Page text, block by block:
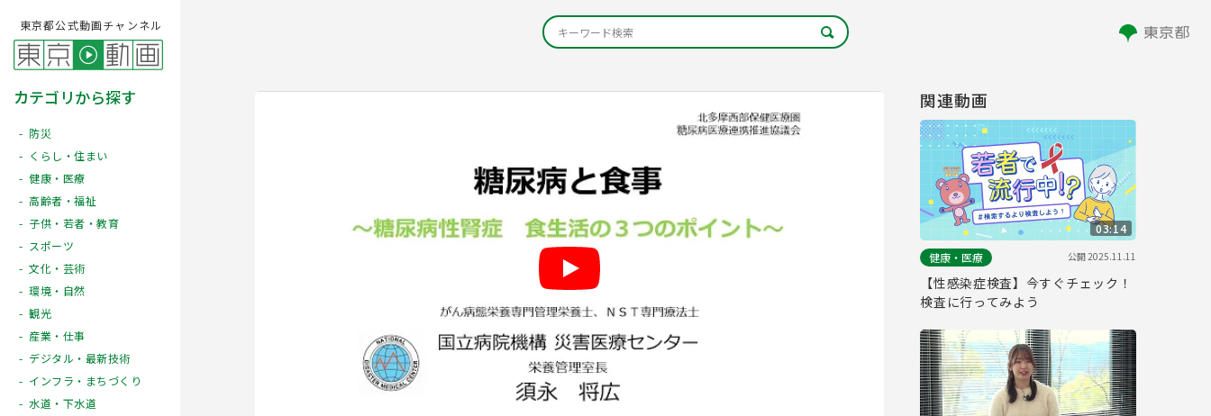
東京都公式動画チャンネル
カテゴリから探す
防災
くらし・住まい
健康・医療
高齢者・福祉
子供・若者・教育
スポーツ
文化・芸術
環境・自然
観光
産業・仕事
デジタル・最新技術
インフラ・まちづくり
水道・下水道
関連動画
03:14
健康・医療
公開2025.11.11
【性感染症検査】今すぐチェック！
検査に行ってみよう